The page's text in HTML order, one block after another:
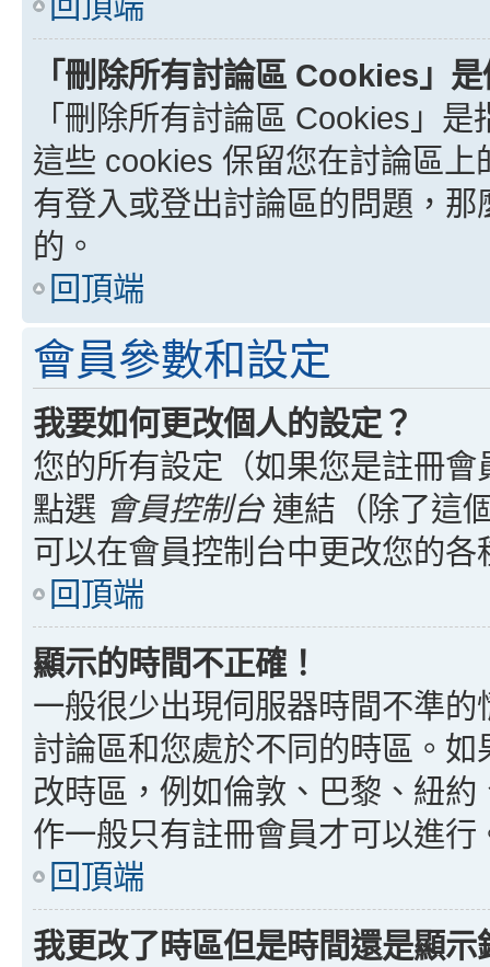
「刪除所有討論區 Cookies」
「刪除所有討論區 Cookies」
這些 cookies 保留您在討論區
有登入或登出討論區的問題，
的。
回頂端
會員參數和設定
我要如何更改個人的設定？
您的所有設定（如果您是註冊
點選 會員控制台連結（除了這
可以在會員控制台中更改您的各
回頂端
顯示的時間不正確！
一般很少出現伺服器時間不準
討論區和您處於不同的時區。
改時區，例如倫敦、巴黎、紐
作一般只有註冊會員才可以進
回頂端
我更改了時區但是時間還是顯示